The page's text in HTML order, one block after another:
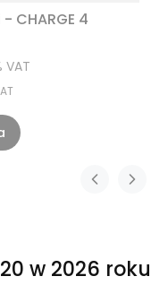
CHARGE 4
VAT
w 2026 roku